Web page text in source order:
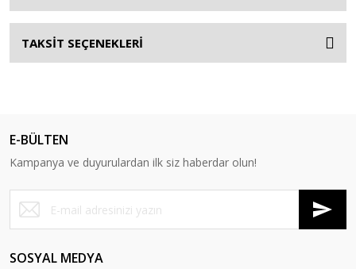
TAKSİT SEÇENEKLERİ
E-BÜLTEN
Kampanya ve duyurulardan ilk siz haberdar olun!
SOSYAL MEDYA